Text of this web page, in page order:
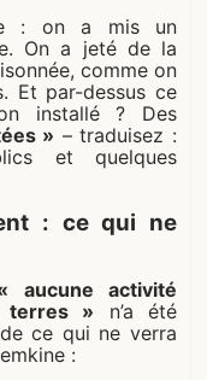
: on a mis un
On a jeté de la
comme on
Et par-dessus ce
on installé ? Des
» – traduisez :
et quelques
: ce qui ne
aucune activité
terres » n’a été
ce qui ne verra
: